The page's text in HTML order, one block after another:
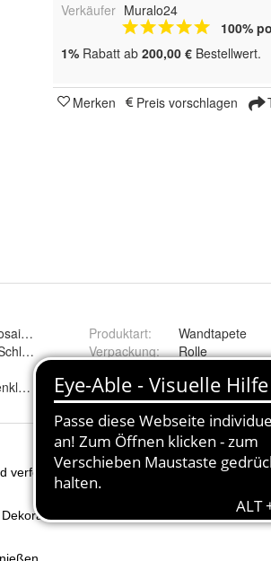
Verkäufer Muralo24
100%
1% Rabatt ab 200,00 € Bestellwert.
Merken Preis vorschlagen
Holzoptik 3D
Arbeitszimmer, Esszimmer
Montageanleitung
Produktart:
Wandtapete
Verpackung: Rolle